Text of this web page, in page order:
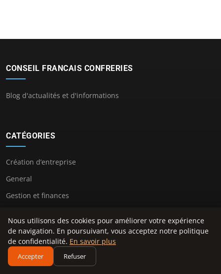
CONSEIL FRANCAIS CONFRERIES
Blog d'actualités et d'informations
CATÉGORIES
Création d’entreprise
General
Gestion et finances
Juridique et fiscalité
Leadership et management
Marketing et communication
Nous utilisons des cookies pour améliorer votre expérience
de navigation. En poursuivant, vous acceptez notre politique
de confidentialité. En savoir plus
Accepter Refuser